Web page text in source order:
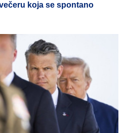
koja se spontano